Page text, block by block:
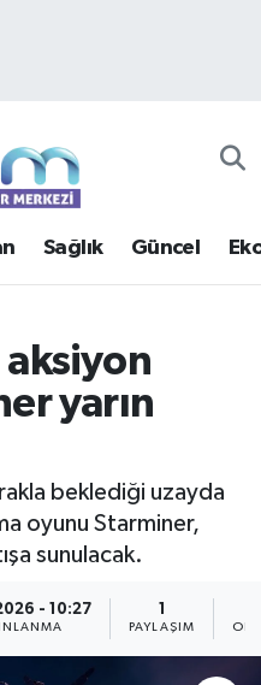
Sağlık Güncel
aksiyon
yarın
beklediği uzayda
oyunu Starminer,
sunulacak.
- 10:27
PAYLAŞIM
ve Fikstür